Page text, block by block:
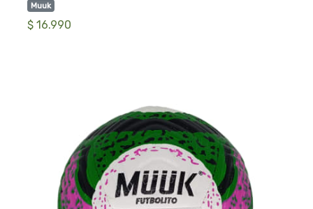
Muuk
$ 16.990